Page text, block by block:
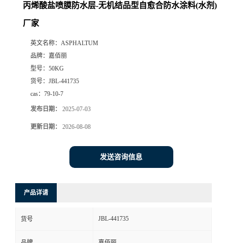
丙烯酸盐喷膜防水层-无机结品型自愈合防水涂料(水剂)
厂家
英文名称： ASPHALTUM
品牌： 嘉佰丽
型号： 50KG
货号： JBL-441735
cas： 79-10-7
发布日期： 2025-07-03
更新日期： 2026-08-08
发送咨询信息
产品详请
货号 JBL-441735